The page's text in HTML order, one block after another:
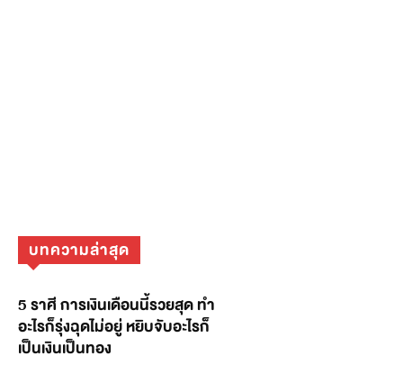
บทความล่าสุด
5 ราศี การเงินเดือนนี้รวยสุด ทำ
อะไรก็รุ่งฉุดไม่อยู่ หยิบจับอะไรก็
เป็นเงินเป็นทอง